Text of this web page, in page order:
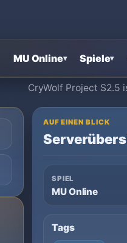
MU Online▾ Spiele▾
CryWolf Project S2.5
AUF EINEN BLICK
SPIEL
MU Online
Tags